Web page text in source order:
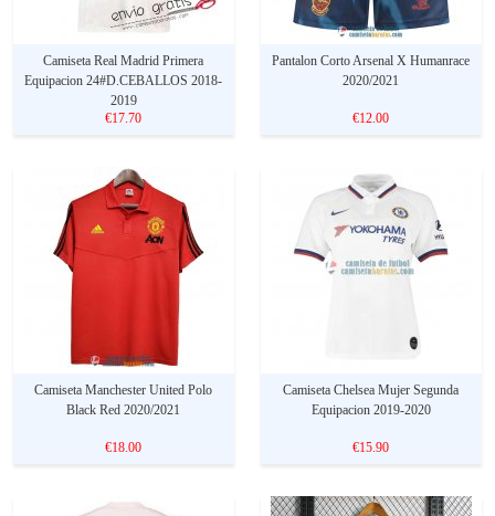
Camiseta Real Madrid Primera
Equipacion 24#D.CEBALLOS 2018-
2019
€17.70
Pantalon Corto Arsenal X Humanrace
2020/2021
€12.00
Camiseta Manchester United Polo
Black Red 2020/2021
€18.00
Camiseta Chelsea Mujer Segunda
Equipacion 2019-2020
€15.90